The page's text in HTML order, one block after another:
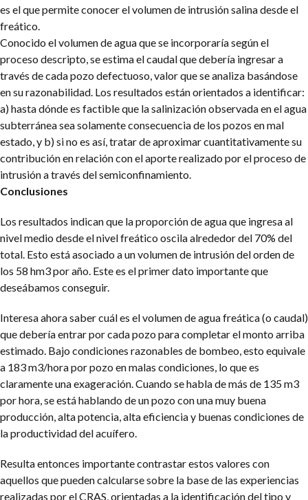
es el que permite conocer el volumen de intrusión salina desde el
freático.
Conocido el volumen de agua que se incorporaría según el
proceso descripto, se estima el caudal que debería ingresar a
través de cada pozo defectuoso, valor que se analiza basándose
en su razonabilidad. Los resultados están orientados a identificar:
a) hasta dónde es factible que la salinización observada en el agua
subterránea sea solamente consecuencia de los pozos en mal
estado, y b) si no es así, tratar de aproximar cuantitativamente su
contribución en relación con el aporte realizado por el proceso de
intrusión a través del semiconfinamiento.
Conclusiones
Los resultados indican que la proporción de agua que ingresa al
nivel medio desde el nivel freático oscila alrededor del 70% del
total. Esto está asociado a un volumen de intrusión del orden de
los 58 hm3 por año. Este es el primer dato importante que
deseábamos conseguir.
Interesa ahora saber cuál es el volumen de agua freática (o caudal)
que debería entrar por cada pozo para completar el monto arriba
estimado. Bajo condiciones razonables de bombeo, esto equivale
a 183 m3/hora por pozo en malas condiciones, lo que es
claramente una exageración. Cuando se habla de más de 135 m3
por hora, se está hablando de un pozo con una muy buena
producción, alta potencia, alta eficiencia y buenas condiciones de
la productividad del acuífero.
Resulta entonces importante contrastar estos valores con
aquellos que pueden calcularse sobre la base de las experiencias
realizadas por el CRAS, orientadas a la identificación del tipo y